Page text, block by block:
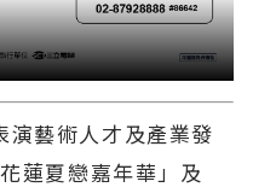
藝術人才及產業發
蓮夏戀嘉年華」及